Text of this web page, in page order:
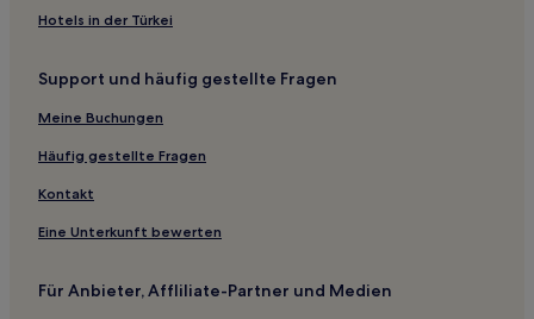
Velehrad Hotels
Roštín Hotels
Buchlovice Hotels
Bezirk Uherské Hradiště: Hotels
Salaš Hotels
Tupesy Hotels
Cetechovice Hotels
Hotels in der Türkei
Support und häufig gestellte Fragen
Meine Buchungen
Häufig gestellte Fragen
Kontakt
Eine Unterkunft bewerten
Für Anbieter, Affliliate-Partner und Medien